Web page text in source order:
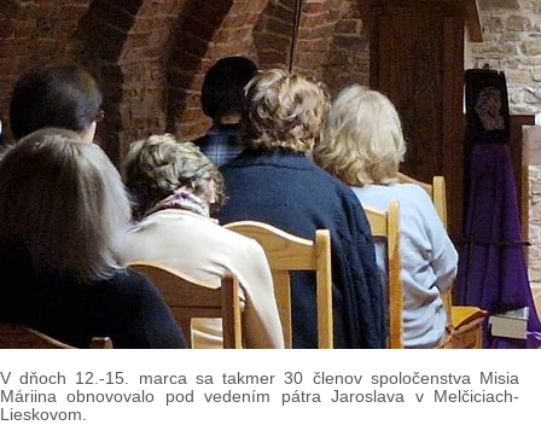
V dňoch 12.-15. marca sa takmer 30 členov spoločenstva Misia
Máriina obnovovalo pod vedením pátra Jaroslava v Melčiciach-
Lieskovom.